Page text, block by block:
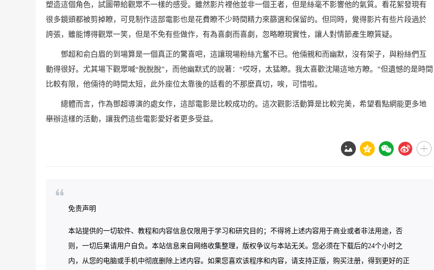
塑造這個角色，試圖帶給觀眾不一樣的感受。雖然影片裡他並非一個王者，但是絲毫不影響他的氣質。看花絮發現有
很多鏡頭都被剪掉瞭，可見制作這部電影也是花費瞭不少時間精力來篩選和保留的。但同時，覺得影片有些片段過於
誇張，雖能博得觀眾一笑，但是不免有些做作，有為喜劇而喜劇，忽略瞭現實性，讓人對情節產生瞭質疑。
鄧超和俞白眉的到場算是一個真正的驚喜吧，這讓現場粉絲亢奮不已。他倆親和而幽默，沒有架子，與粉絲們互
動得很好。尤其場下觀眾喊“脫脫脫”，而他幽默式的說著：“哎呀，太猛瞭。我太喜歡沈陽這地方瞭。”但遺憾的是時間
比較有限，他倆待的時間太短，此外座位太靠後的話看的不那麼真切，唉，可惜啦。
總體而言，作為鄧超導演的處女作，這部電影是比較成功的。這次觀影活動算是比較完美，希望看點網能更多地
舉辦這樣的活動，讓我們這些電影愛好者更多受益。
免责声明
本站提供的一切软件、教程和内容信息仅限用于学习和研究目的；不得将上述内容用于商业或者非法用途，否
则，一切后果请用户自负。本站信息来自网络收集整理，版权争议与本站无关。您必须在下载后的24个小时之
内，从您的电脑或手机中彻底删除上述内容。如果您喜欢该程序和内容，请支持正版，购买注册，得到更好的正